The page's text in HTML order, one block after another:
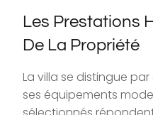
Les Prestations
De La Propriété
La villa se distingue
ses équipements